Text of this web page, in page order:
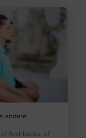
andere
flashbacks, of